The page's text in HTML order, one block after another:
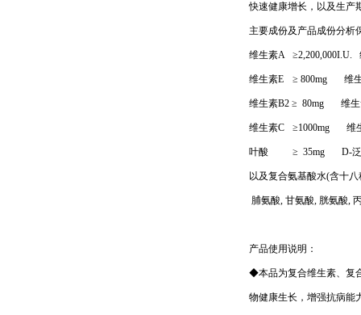
快速健康增长，以及生产
主要成份及产品成份分析
维生素A ≥2,200,000I.U.
维生素E ≥ 800mg 维
维生素B2 ≥ 80mg 维生
维生素C ≥1000mg 维
叶酸 ≥ 35mg D-
以及复合氨基酸水(含十
脯氨酸, 甘氨酸, 胱氨酸,
产品使用说明：
◆本品为复合维生素、复
物健康生长，增强抗病能